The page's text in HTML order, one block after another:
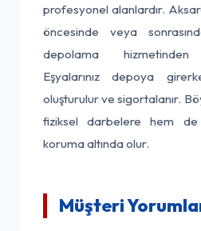
profesyonel alanlardır.
öncesinde veya
depolama hizmetinden
Eşyalarınız depoya
oluşturulur ve sigortalanır.
fiziksel darbelere hem de
koruma altında olur.
Müşteri